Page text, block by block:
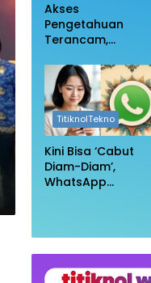
Akses
Pengetahuan
Terancam,
Pembukaan Blokir
Login Wikipedia
TitiknolTekno
Kini Bisa ‘Cabut
Diam-Diam’,
WhatsApp